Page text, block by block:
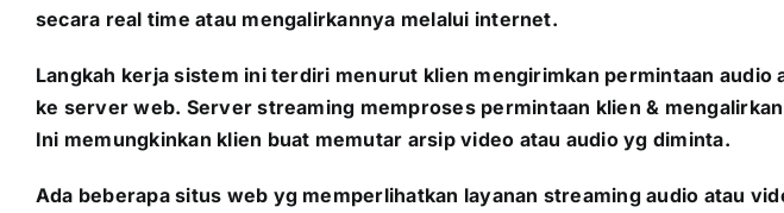
secara real time atau mengalirkannya melalui internet.
Langkah kerja sistem ini terdiri menurut klien mengirimkan permintaan
ke server web. Server streaming memproses permintaan klien &
Ini memungkinkan klien buat memutar arsip video atau audio yg diminta.
Ada beberapa situs web yg memperlihatkan layanan streaming audio atau